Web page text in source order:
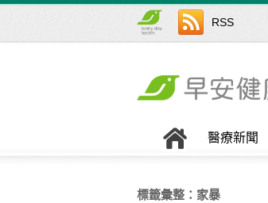
RSS
醫療新聞
標籤彙整： 家暴